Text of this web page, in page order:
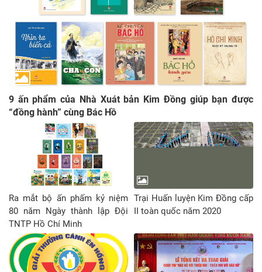
9 ấn phẩm của Nhà Xuát bản Kim Đồng giúp bạn được
“đồng hành” cùng Bác Hồ
Ra mắt bộ ấn phấm kỷ niệm
80 năm Ngày thành lập Đội
TNTP Hồ Chí Minh
Trại Huấn luyện Kim Đồng cấp
II toàn quốc năm 2020